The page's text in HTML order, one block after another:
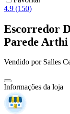
4.9 (150)
Escorredor
Parede
Vendido por Salles
Informações da loja